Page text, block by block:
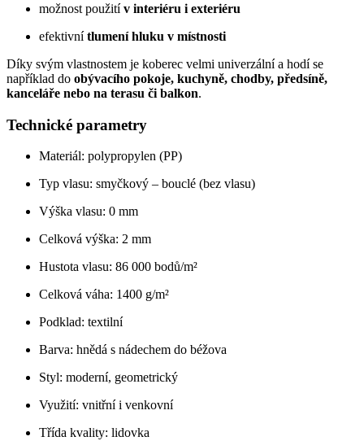
možnost použitív interiéru i exteriéru
efektivnítlumení hluku v místnosti
Díky svým vlastnostem je koberec velmi univerzální a hodí se
například do obývacího pokoje, kuchyně, chodby, předsíně,
kanceláře nebo na terasu či balkon.
Technické parametry
Materiál: polypropylen (PP)
Typ vlasu: smyčkový – bouclé (bez vlasu)
Výška vlasu: 0 mm
Celková výška: 2 mm
Hustota vlasu: 86 000 bodů/m²
Celková váha: 1400 g/m²
Podklad: textilní
Barva: hnědá s nádechem do béžova
Styl: moderní, geometrický
Využití: vnitřní i venkovní
Třída kvality: lidovka